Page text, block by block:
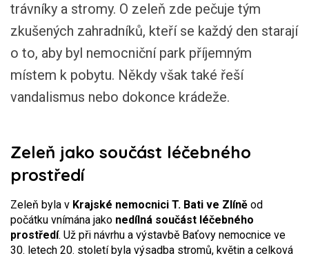
trávníky a stromy. O zeleň zde pečuje tým
zkušených zahradníků, kteří se každý den starají
o to, aby byl nemocniční park příjemným
místem k pobytu. Někdy však také řeší
vandalismus nebo dokonce krádeže.
Zeleň jako součást léčebného
prostředí
Zeleň byla v Krajské nemocnici T. Bati ve Zlíně od
počátku vnímána jako nedílná součást léčebného
prostředí. Už při návrhu a výstavbě Baťovy nemocnice ve
30. letech 20. století byla výsadba stromů, květin a celková